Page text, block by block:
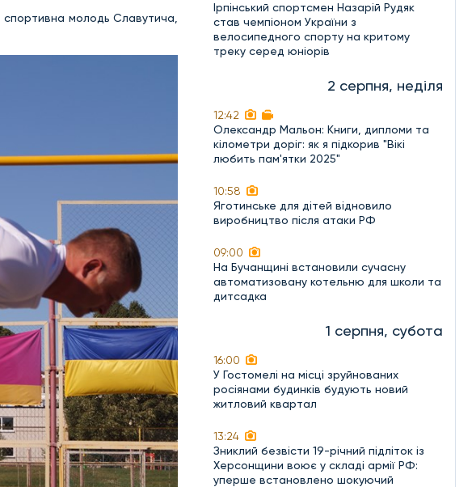
спортивна молодь Славутича,
Ірпінський спортсмен Назарій Рудяк
став чемпіоном України з
велосипедного спорту на критому
треку серед юніорів
2 серпня, неділя
12:42
Олександр Мальон: Книги, дипломи та
кілометри доріг: як я підкорив "Вікі
любить пам'ятки 2025"
10:58
Яготинське для дітей відновило
виробництво після атаки РФ
09:00
На Бучанщині встановили сучасну
автоматизовану котельню для школи та
дитсадка
1 серпня, субота
16:00
У Гостомелі на місці зруйнованих
росіянами будинків будують новий
житловий квартал
13:24
Зниклий безвісти 19-річний підліток із
Херсонщини воює у складі армії РФ:
уперше встановлено шокуючий